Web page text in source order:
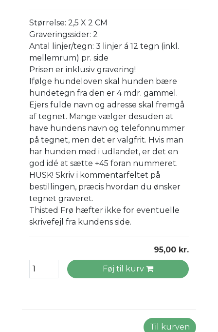
Størrelse: 2,5 X 2 CM
Graveringssider: 2
Antal linjer/tegn: 3 linjer á 12 tegn (inkl.
mellemrum) pr. side
Prisen er inklusiv gravering!
Ifølge hundeloven skal hunden bære
hundetegn fra den er 4 mdr. gammel.
Ejers fulde navn og adresse skal fremgå
af tegnet. Mange vælger desuden at
have hundens navn og telefonnummer
på tegnet, men det er valgfrit. Hvis man
har hunden med i udlandet, er det en
god idé at sætte +45 foran nummeret.
HUSK! Skriv i kommentarfeltet på
bestillingen, præcis hvordan du ønsker
tegnet graveret.
Thisted Frø hæfter ikke for eventuelle
skrivefejl fra kundens side.
95,00 kr.
Føj til kurv
Til kurven